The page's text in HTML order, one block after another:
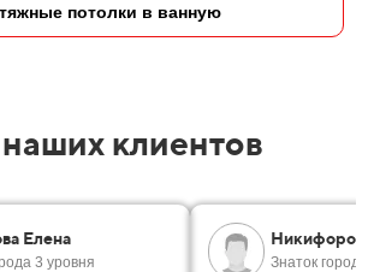
потолки в ванную
клиентов
Елена
3 уровня
Никифоров
Знаток